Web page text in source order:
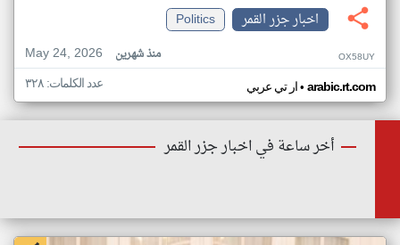
اخبار جزر القمر
Politics
May 24, 2026
منذ شهرين OX58UY
ار تي عربي• arabic.rt.com عدد الكلمات: ٣٢٨
أخر ساعة في اخبار جزر القمر